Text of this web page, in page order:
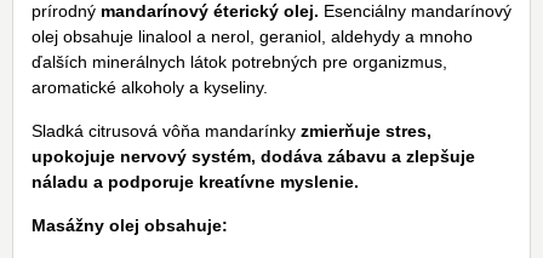
prírodný mandarínový éterický olej. Esenciálny mandarínový
olej obsahuje linalool a nerol, geraniol, aldehydy a mnoho
ďalších minerálnych látok potrebných pre organizmus,
aromatické alkoholy a kyseliny.
Sladká citrusová vôňa mandarínky zmierňuje stres,
upokojuje nervový systém, dodáva zábavu a zlepšuje
náladu a podporuje kreatívne myslenie.
Masážny olej obsahuje: